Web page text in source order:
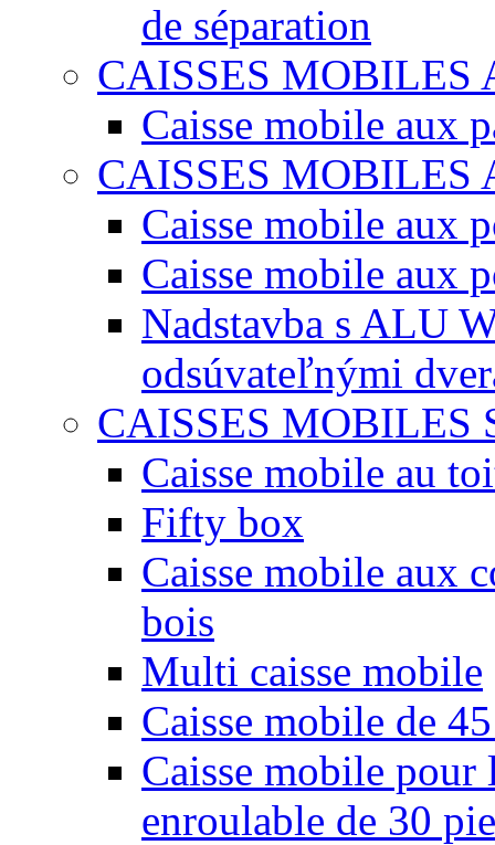
de séparation
CAISSES MOBILES
Caisse mobile aux
CAISSES MOBILES
Caisse mobile aux
Caisse mobile aux
Nadstavba s ALU
odsúvateľnými
CAISSES MOBILES
Caisse mobile au
Fifty box
Caisse mobile aux
bois
Multi caisse mobile
Caisse mobile de
Caisse mobile
enroulable de 30